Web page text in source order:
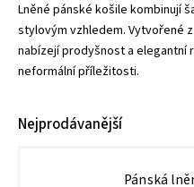
Lněné pánské košile kombinují
stylovým vzhledem. Vytvořené
nabízejí prodyšnost a elegantní
neformální příležitosti.
Nejprodávanější
Pánská